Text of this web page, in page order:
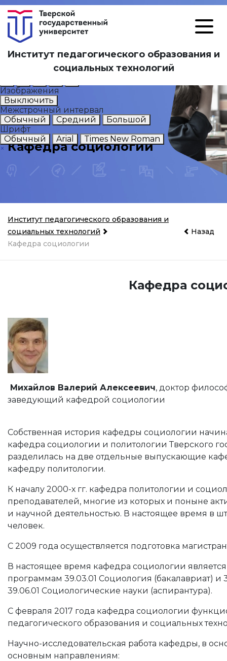
Размер шрифта
Цветовая схема
Изображения
Выключить
Межстрочный интервал
Обычный
Средний
Большой
Шрифт
Обычный
Arial
Times New Roman
×
Институт педагогического образования и
социальных технологий
Кафедра социологии
Институт педагогического образования и
социальных технологий
Кафедра социологии
Назад
Кафедра
Михайлов Валерий Алексеевич, доктор
заведующий кафедрой социологии
Собственная история кафедры социологии
кафедра социологии и политологии Тверского
разделилась на две отдельные выпускающие
кафедру политологии.
К началу 2000-х гг. кафедра политологии и
преподавателей, многие из которых и поныне
и научной деятельностью. В настоящее время в
человек.
С 2009 года осуществляется подготовка
В настоящее время кафедра социологии
программам 39.03.01 Социология (бакалавриат) и
39.06.01 Социологические науки (аспирантура).
С февраля 2017 года кафедра социологии
педагогического образования и социальных
Научно-исследовательская работа кафедры, в
основным направлениям: